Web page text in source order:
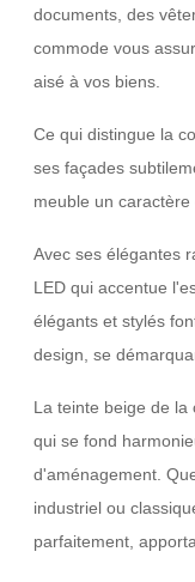
documents, des
commode vous
aisé à vos biens.
Ce qui distingue la
ses façades
meuble un caractère
Avec ses élégantes
LED qui accentue
élégants et stylés
design, se
La teinte beige de la
qui se fond
d'aménagement.
industriel ou
parfaitement,